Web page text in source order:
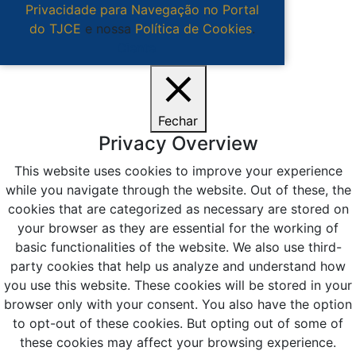
Privacidade para Navegação no Portal
do TJCE e nossa Política de Cookies.
Fechar
Privacy Overview
This website uses cookies to improve your experience
while you navigate through the website. Out of these, the
cookies that are categorized as necessary are stored on
your browser as they are essential for the working of
basic functionalities of the website. We also use third-
party cookies that help us analyze and understand how
you use this website. These cookies will be stored in your
browser only with your consent. You also have the option
to opt-out of these cookies. But opting out of some of
these cookies may affect your browsing experience.